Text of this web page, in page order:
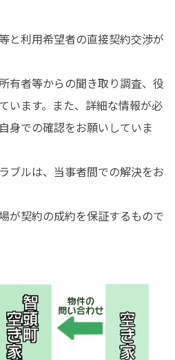
と利用希望者の直接契約交渉が
有者等からの聞き取り調査、役
います。また、詳細な情報が必
身での確認をお願いしていま
ブルは、当事者間での解決をお
が契約の成約を保証するもので